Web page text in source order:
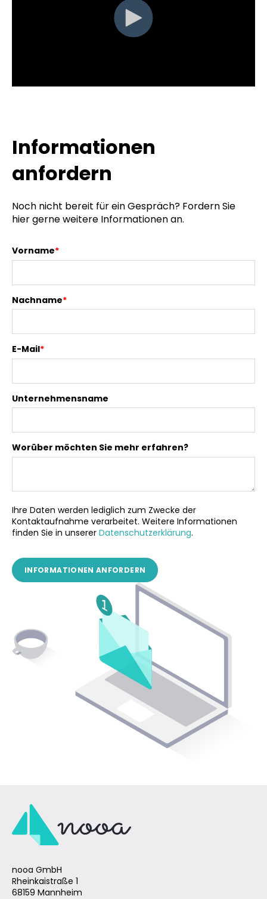
Informationen
anfordern
Noch nicht bereit für ein Gespräch? Fordern Sie
hier gerne weitere Informationen an.
Vorname*
Nachname*
E-Mail*
Unternehmensname
Worüber möchten Sie mehr erfahren?
Ihre Daten werden lediglich zum Zwecke der
Kontaktaufnahme verarbeitet. Weitere Informationen
finden Sie in unserer Datenschutzerklärung.
nooa GmbH
Rheinkaistraße 1
68159 Mannheim